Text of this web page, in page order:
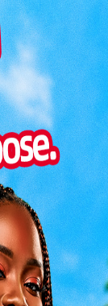
Elom Paul
est l’une de